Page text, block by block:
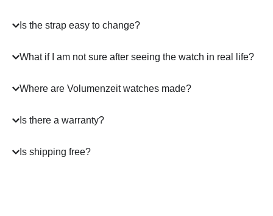
Is the strap easy to change?
What if I am not sure after seeing the watch in real life?
Where are Volumenzeit watches made?
Is there a warranty?
Is shipping free?